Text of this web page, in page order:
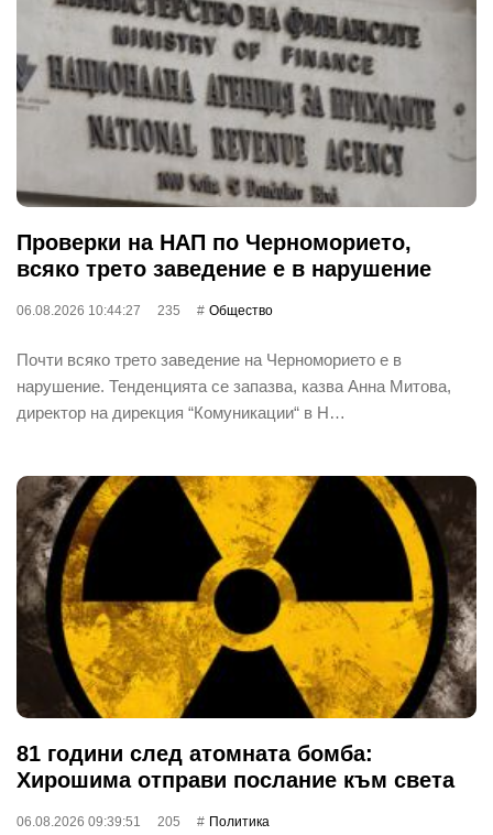
Проверки на НАП по Черноморието,
всяко трето заведение е в нарушение
06.08.2026 10:44:27 235 Общество
Почти всяко трето заведение на Черноморието е в
нарушение. Тенденцията се запазва, казва Анна Митова,
директор на дирекция “Комуникации“ в Н…
81 години след атомната бомба:
Хирошима отправи послание към света
06.08.2026 09:39:51 205 Политика